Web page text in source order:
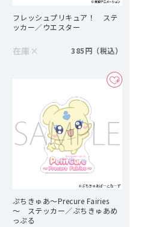
フレッシュプリキュア！ ステ
ッカー／ウエスター
在庫 × 385円
ぷちきゅあ～Precure Fairies
～ ステッカー／ぷちきゅあめ
っぷる